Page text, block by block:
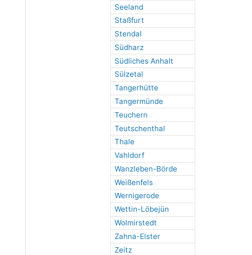
Seeland
Staßfurt
Stendal
Südharz
Südliches Anhalt
Sülzetal
Tangerhütte
Tangermünde
Teuchern
Teutschenthal
Thale
Vahldorf
Wanzleben-Börde
Weißenfels
Wernigerode
Wettin-Löbejün
Wolmirstedt
Zahna-Elster
Zeitz